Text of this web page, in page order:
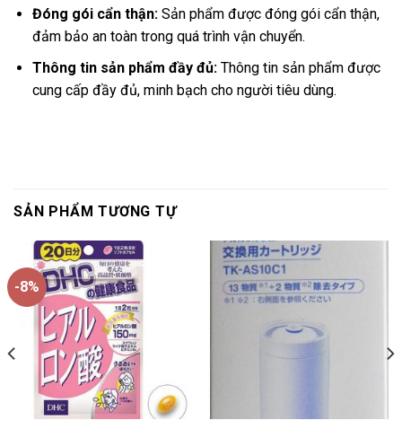
Đóng gói cẩn thận:Sản phẩm được đóng gói cẩn thận,
đảm bảo an toàn trong quá trình vận chuyển.
Thông tin sản phẩm đầy đủ:Thông tin sản phẩm được
cung cấp đầy đủ, minh bạch cho người tiêu dùng.
SẢN PHẨM TƯƠNG TỰ
-8%